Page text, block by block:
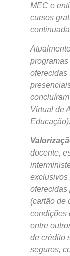
MEC e
cursos
oferecidas
Virtual de
docente,
exclusivos
oferecidas
(cartão de
condições
entre
de crédito
seguros,